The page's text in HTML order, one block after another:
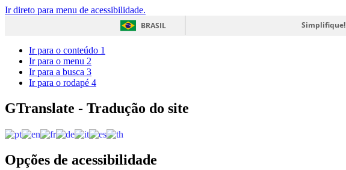
Ir direto para menu de acessibilidade.
BRASIL
Simplifique!
Ir para o conteúdo 1
Ir para o menu 2
Ir para a busca 3
Ir para o rodapé 4
GTranslate - Tradução do site
Opções de acessibilidade